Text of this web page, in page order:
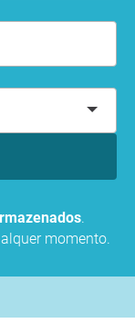
.
momento.